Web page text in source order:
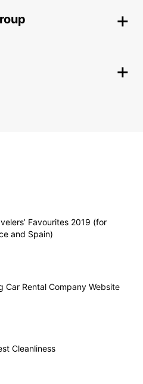
Favourites 2019 (for
and Spain)
Car Rental Company Website
Cleanliness